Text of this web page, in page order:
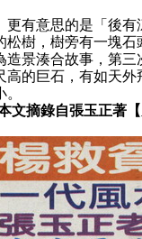
更有意思的是「後有
松樹，樹旁有一塊
造景湊合故事，第
高的巨石，有如天
。
文摘錄自張玉正著